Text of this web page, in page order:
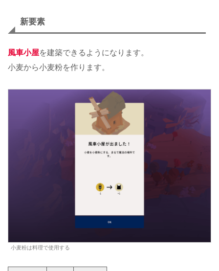
新要素
風車小屋を建築できるようになります。
小麦から小麦粉を作ります。
小麦粉は料理で使用する